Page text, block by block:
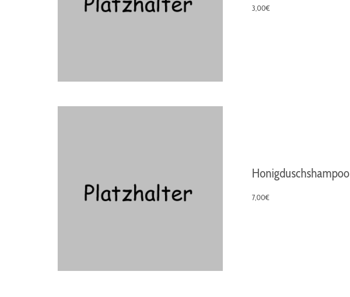
3,00€
Honigduschshampoo
7,00€